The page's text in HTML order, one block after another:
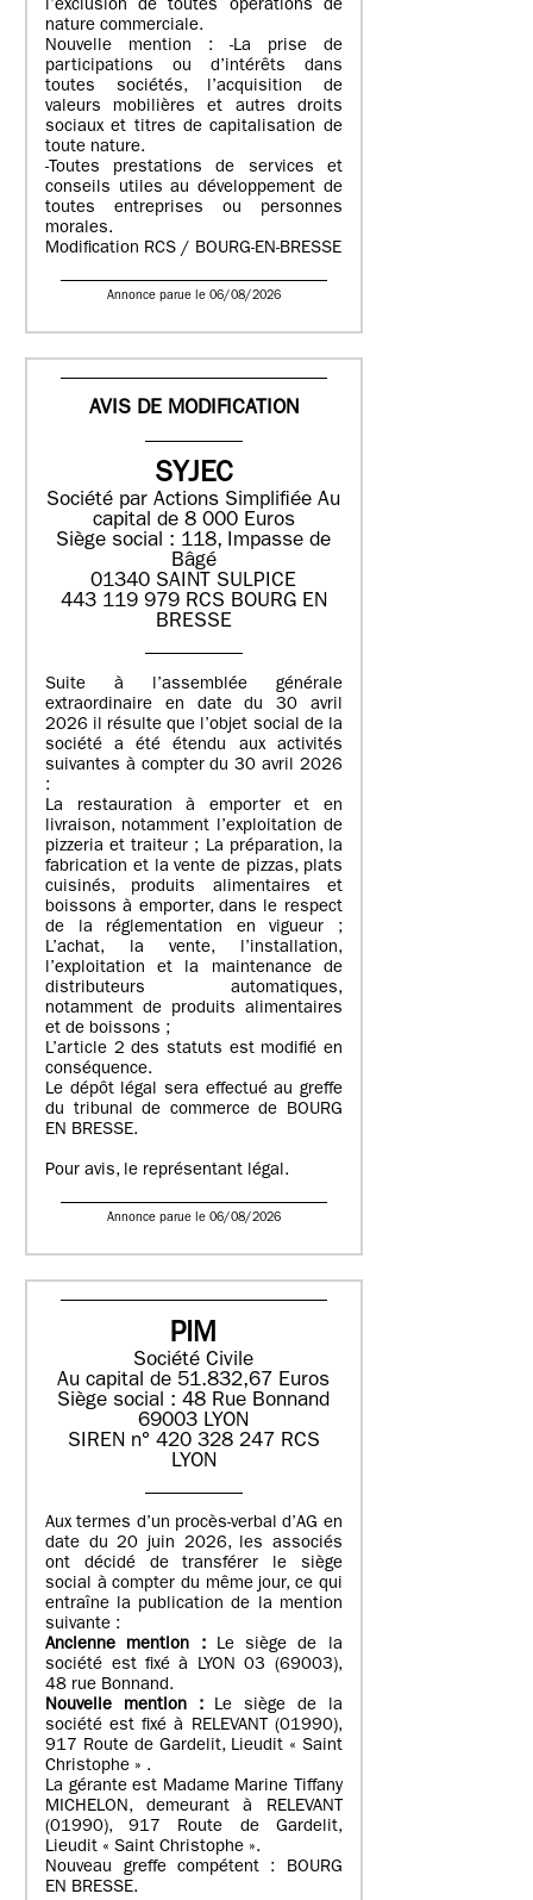
l’exclusion de toutes opérations de
nature commerciale.
Nouvelle mention : -La prise de
participations ou d’intérêts dans
toutes sociétés, l’acquisition de
valeurs mobilières et autres droits
sociaux et titres de capitalisation de
toute nature.
-Toutes prestations de services et
conseils utiles au développement de
toutes entreprises ou personnes
morales.
Modification RCS / BOURG-EN-BRESSE
Annonce parue le 06/08/2026
AVIS DE MODIFICATION
SYJEC
Société par Actions SimplifiéeAu
capital de 8 000 Euros
Siège social : 118, Impasse de
Bâgé
01340 SAINT SULPICE
443 119 979 RCS BOURG EN
BRESSE
Suite à l’assemblée générale
extraordinaire en date du 30 avril
2026 il résulte que l’objet social de la
société a été étendu aux activités
suivantes à compter du 30 avril 2026
:
La restauration à emporter et en
livraison, notamment l’exploitation de
pizzeria et traiteur ; La préparation, la
fabrication et la vente de pizzas, plats
cuisinés, produits alimentaires et
boissons à emporter, dans le respect
de la réglementation en vigueur ;
L’achat, la vente, l’installation,
l’exploitation et la maintenance de
distributeurs automatiques,
notamment de produits alimentaires
et de boissons ;
L’article 2 des statuts est modifié en
conséquence.
Le dépôt légal sera effectué au greffe
du tribunal de commerce de BOURG
EN BRESSE.
Pour avis, le représentant légal.
Annonce parue le 06/08/2026
PIM
Société Civile
Au capital de 51.832,67 Euros
Siège social : 48 Rue Bonnand
69003 LYON
SIREN n° 420 328 247 RCS
LYON
Aux termes d’un procès-verbal d’AG en
date du 20 juin 2026, les associés
ont décidé de transférer le siège
social à compter du même jour, ce qui
entraîne la publication de la mention
suivante :
Ancienne mention : Le siège de la
société est fixé à LYON 03 (69003),
48 rue Bonnand.
Nouvelle mention :
Le siège de la
société est fixé à RELEVANT (01990),
917 Route de Gardelit, Lieudit « Saint
Christophe » .
La gérante est Madame Marine Tiffany
MICHELON, demeurant à RELEVANT
(01990), 917 Route de Gardelit,
Lieudit « Saint Christophe ».
Nouveau greffe compétent : BOURG
EN BRESSE.